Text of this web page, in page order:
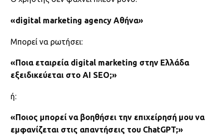
«digital marketing agency Αθήνα»
Μπορεί να ρωτήσει:
«Ποια εταιρεία digital marketing στην Ελλάδα
εξειδικεύεται στο AI SEO;»
ή:
«Ποιος μπορεί να βοηθήσει την επιχείρησή μου να
εμφανίζεται στις απαντήσεις του ChatGPT;»